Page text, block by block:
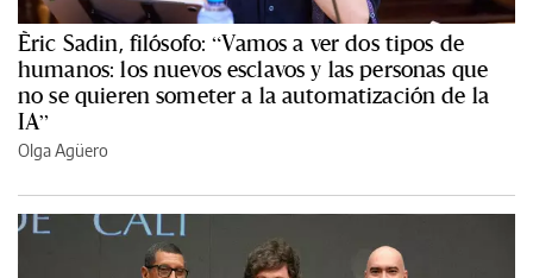
Èric Sadin, filósofo: “Vamos a ver dos tipos de
humanos: los nuevos esclavos y las personas que
no se quieren someter a la automatización de la
IA”
Olga Agüero